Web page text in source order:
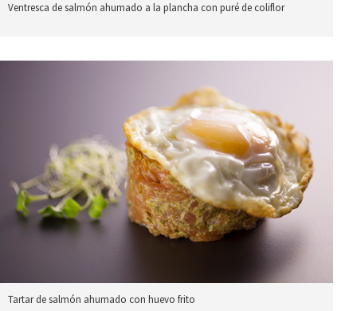
Ventresca de salmón ahumado a la plancha con puré de coliflor
Tartar de salmón ahumado con huevo frito